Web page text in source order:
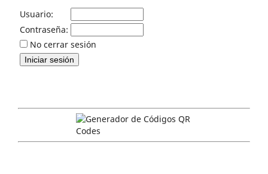
Usuario:
Contraseña:
No cerrar sesión